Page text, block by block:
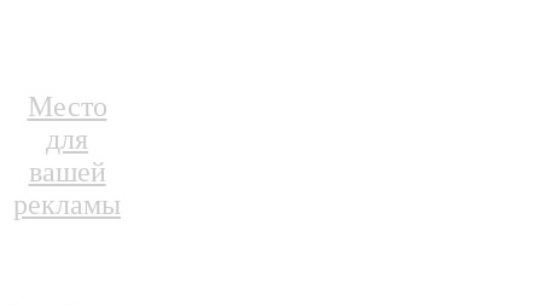
Место
для
вашей
рекламы